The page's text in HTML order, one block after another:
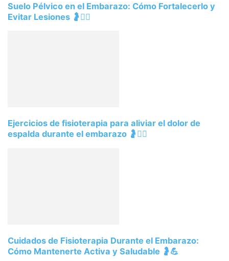
Suelo Pélvico en el Embarazo: Cómo Fortalecerlo y
Evitar Lesiones 🤰🧘‍♀️
Ejercicios de fisioterapia para aliviar el dolor de
espalda durante el embarazo 🤰🧘‍♀️
Cuidados de Fisioterapia Durante el Embarazo:
Cómo Mantenerte Activa y Saludable 🤰💪